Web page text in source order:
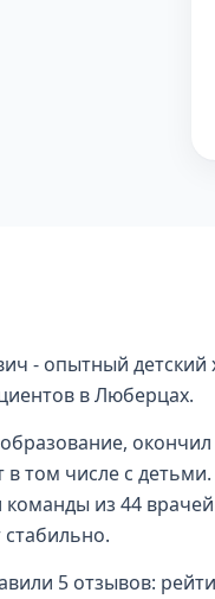
- опытный детский
в Люберцах.
в том числе с
из 44
5 отзывов: